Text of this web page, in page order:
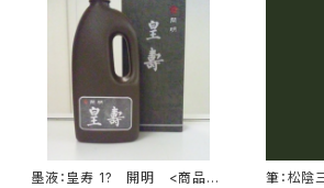
墨液：皇寿 1? 開明 <商品番
筆：松